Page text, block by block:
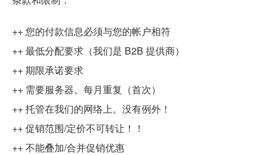
++ 您的付款信息必须与您的帐户相符
++ 最低分配要求（我们是 B2B 提供商）
++ 期限承诺要求
++ 需要服务器。每月重复（首次）
++ 托管在我们的网络上。没有例外！
++ 促销范围/定价不可转让！！
++ 不能叠加/合并促销优惠